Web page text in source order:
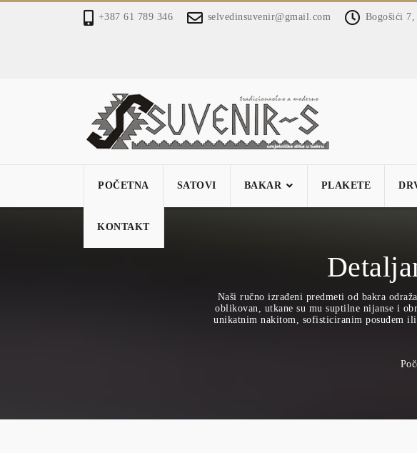
+387 61 789 346 selvedinsuvenir@gmail.com Bogošići
POČETNA SATOVI BAKAR PLAKETE
KONTAKT
Naši ručno izrađeni predmeti od bakra
oblikovan, utkane su mu suptilne nijanse i
unikatnim nakitom, sofisticiranim posuđem